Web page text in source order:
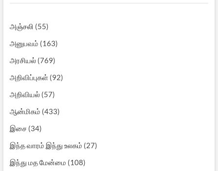
அஞ்சலி (55)
அனுபவம் (163)
அரசியல்(769)
அறிவிப்புகள்(92)
அறிவியல்(57)
ஆன்மிகம் (433)
இசை(34)
இந்த வாரம் இந்து உலகம் (27)
இந்து மத மேன்மை (108)